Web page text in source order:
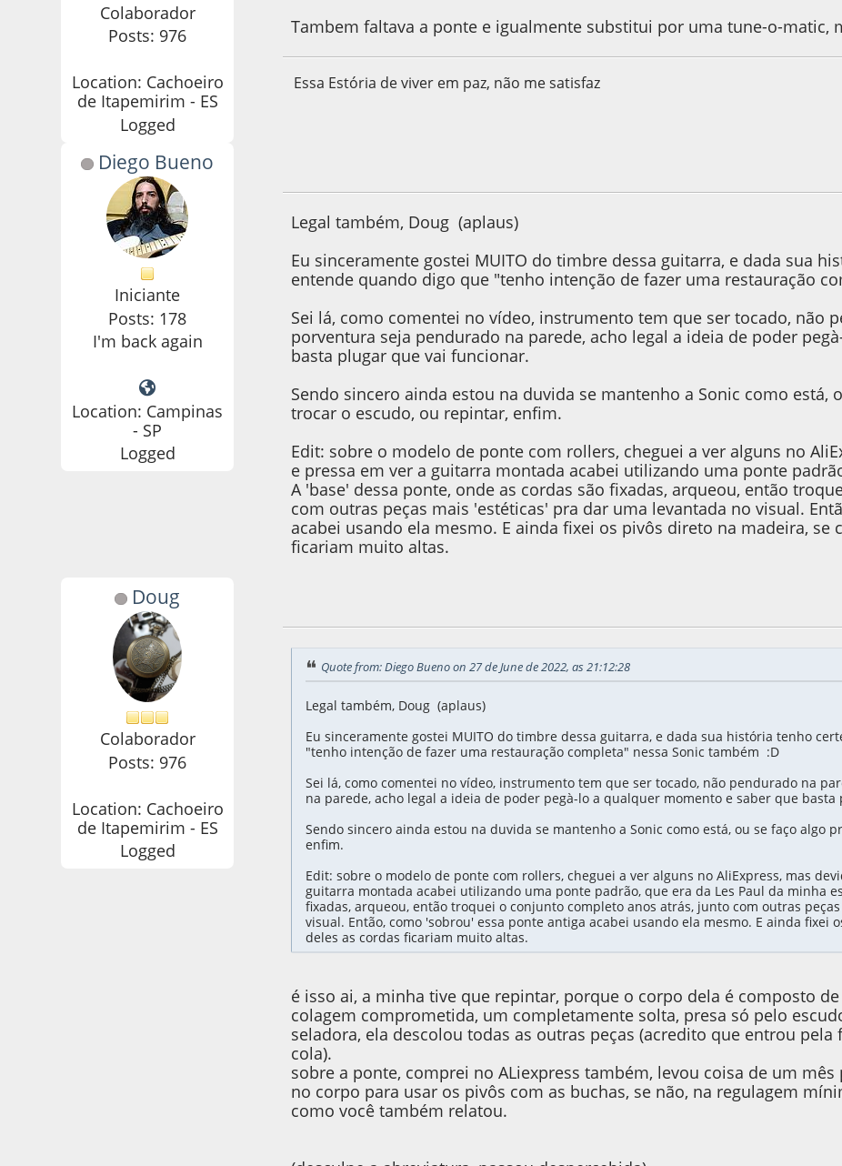
Colaborador
Posts: 976
Location: Cachoeiro
de Itapemirim - ES
Logged
Tambem faltava a ponte e igualmente substitui por uma tune-o-matic,
Essa Estória de viver em paz, não me satisfaz
Diego Bueno
Iniciante
Posts: 178
I'm back again
Location: Campinas
- SP
Logged
Legal também, Doug (aplaus)
Eu sinceramente gostei MUITO do timbre dessa guitarra, e dada sua
entende quando digo que "tenho intenção de fazer uma restauração
Sei lá, como comentei no vídeo, instrumento tem que ser tocado, não
porventura seja pendurado na parede, acho legal a ideia de poder
basta plugar que vai funcionar.
Sendo sincero ainda estou na duvida se mantenho a Sonic como está,
trocar o escudo, ou repintar, enfim.
Edit: sobre o modelo de ponte com rollers, cheguei a ver alguns no
e pressa em ver a guitarra montada acabei utilizando uma ponte
A 'base' dessa ponte, onde as cordas são fixadas, arqueou, então
com outras peças mais 'estéticas' pra dar uma levantada no visual.
acabei usando ela mesmo. E ainda fixei os pivôs direto na madeira, se
ficariam muito altas.
Doug
Colaborador
Posts: 976
Location: Cachoeiro
de Itapemirim - ES
Logged
Quote from: Diego Bueno on 27 de June de 2022, as 21:12:28
Legal também, Doug (aplaus)
Eu sinceramente gostei MUITO do timbre dessa guitarra, e dada sua história tenho
"tenho intenção de fazer uma restauração completa" nessa Sonic também :D
Sei lá, como comentei no vídeo, instrumento tem que ser tocado, não pendurado na
na parede, acho legal a ideia de poder pegà-lo a qualquer momento e saber que
Sendo sincero ainda estou na duvida se mantenho a Sonic como está, ou se faço algo
enfim.
Edit: sobre o modelo de ponte com rollers, cheguei a ver alguns no AliExpress, mas
guitarra montada acabei utilizando uma ponte padrão, que era da Les Paul da minha
fixadas, arqueou, então troquei o conjunto completo anos atrás, junto com outras
visual. Então, como 'sobrou' essa ponte antiga acabei usando ela mesmo. E ainda fixei
deles as cordas ficariam muito altas.
é isso ai, a minha tive que repintar, porque o corpo dela é composto
colagem comprometida, um completamente solta, presa só pelo
seladora, ela descolou todas as outras peças (acredito que entrou
cola).
sobre a ponte, comprei no ALiexpress também, levou coisa de um
no corpo para usar os pivôs com as buchas, se não, na regulagem
como você também relatou.